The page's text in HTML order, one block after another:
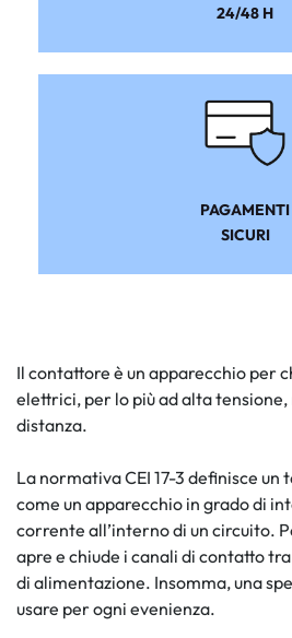
24/48 H
PAGAMENTI
SICURI
Il contattore è un apparecchio per
elettrici, per lo più ad alta
distanza.
La normativa CEI 17-3 definisce
come un apparecchio in grado di
corrente all’interno di un circuito.
apre e chiude i canali di contatto
di alimentazione. Insomma, una
usare per ogni evenienza.